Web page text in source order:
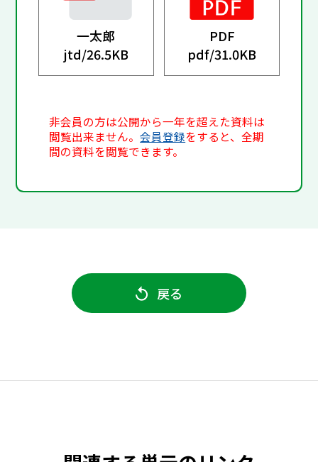
一太郎
jtd/26.5KB
PDF
pdf/31.0KB
非会員の方は公開から一年を超えた資料は
閲覧出来ません。会員登録をすると、全期
間の資料を閲覧できます。
戻る